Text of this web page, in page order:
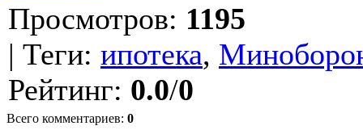
Просмотров: 1195
| Теги: ипотека,
Рейтинг: 0.0/0
Всего комментариев: 0